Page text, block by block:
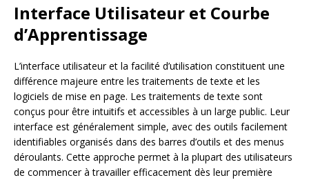
Interface Utilisateur et Courbe
d’Apprentissage
L’interface utilisateur et la facilité d’utilisation constituent une
différence majeure entre les traitements de texte et les
logiciels de mise en page. Les traitements de texte sont
conçus pour être intuitifs et accessibles à un large public. Leur
interface est généralement simple, avec des outils facilement
identifiables organisés dans des barres d’outils et des menus
déroulants. Cette approche permet à la plupart des utilisateurs
de commencer à travailler efficacement dès leur première